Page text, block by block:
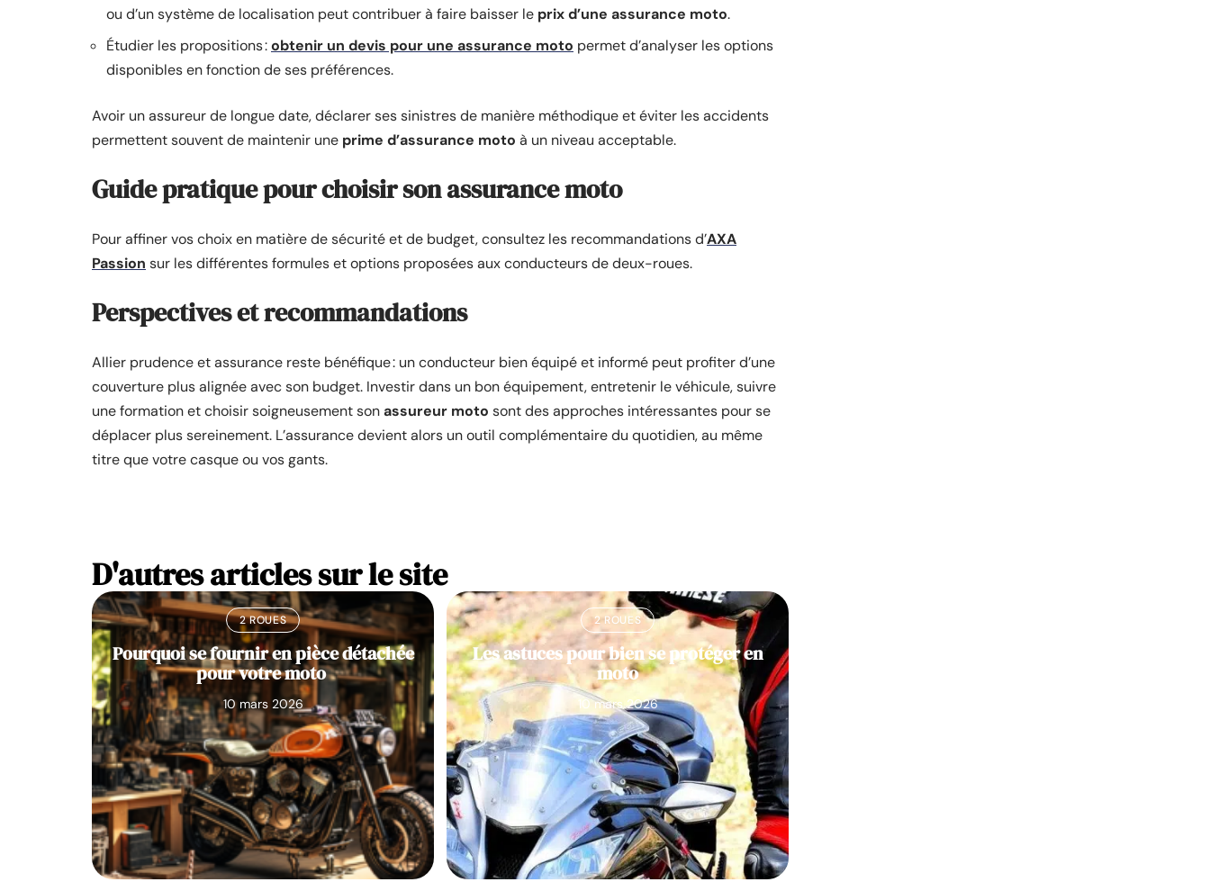
ou d’un système de localisation peut contribuer à faire baisser le prix d’une assurance moto.
Étudier les propositions :obtenir un devis pour une assurance moto permet d’analyser les options
disponibles en fonction de ses préférences.
Avoir un assureur de longue date, déclarer ses sinistres de manière méthodique et éviter les accidents
permettent souvent de maintenir une prime d’assurance moto à un niveau acceptable.
Guide pratique pour choisir son assurance moto
Pour affiner vos choix en matière de sécurité et de budget, consultez les recommandations d’AXA
Passion sur les différentes formules et options proposées aux conducteurs de deux-roues.
Perspectives et recommandations
Allier prudence et assurance reste bénéfique : un conducteur bien équipé et informé peut profiter d’une
couverture plus alignée avec son budget. Investir dans un bon équipement, entretenir le véhicule, suivre
une formation et choisir soigneusement sonassureur moto sont des approches intéressantes pour se
déplacer plus sereinement. L’assurance devient alors un outil complémentaire du quotidien, au même
titre que votre casque ou vos gants.
D'autres articles sur le site
2 ROUES
Pourquoi se fournir en pièce détachée
pour votre moto
10 mars 2026
2 ROUES
Les astuces pour bien se protéger en
moto
10 mars 2026